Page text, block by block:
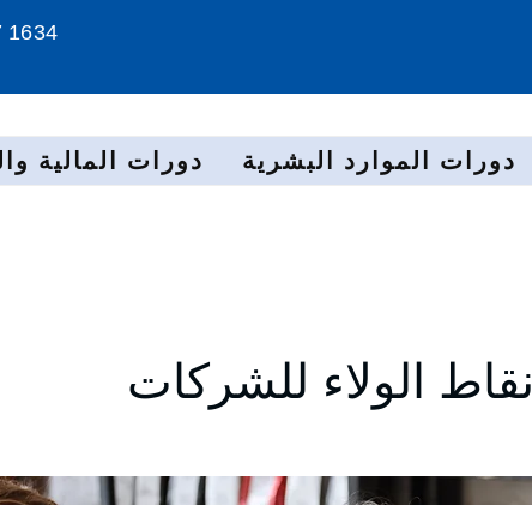
1634
دورات الموارد البشرية دورات المالية
نقاط الولاء للشركات